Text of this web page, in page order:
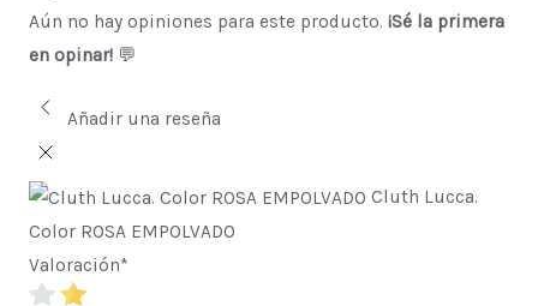
Aún no hay opiniones para este producto. ¡Sé la primera
en opinar!💬
Añadir una reseña
Cluth Lucca.
Color ROSA EMPOLVADO
Valoración*